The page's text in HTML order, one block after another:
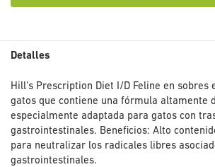
Detalles
Hill's Prescription Diet I/D Feline en sobres
gatos que contiene una fórmula altamente
especialmente adaptada para gatos con
gastrointestinales. Beneficios: Alto
para neutralizar los radicales libres
gastrointestinales.